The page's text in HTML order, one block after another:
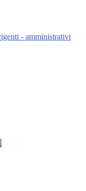
- amministrativi